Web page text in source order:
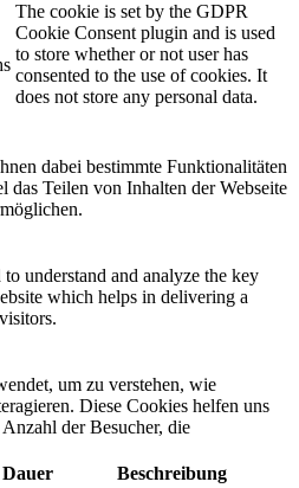
The cookie is set by the GDPR
Cookie Consent plugin and is used
to store whether or not user has
consented to the use of cookies. It
does not store any personal data.
dabei bestimmte Funktionalitäten
das Teilen von Inhalten der Webseite
understand and analyze the key
which helps in delivering a
um zu verstehen, wie
Diese Cookies helfen uns
der Besucher, die
Dauer Beschreibung